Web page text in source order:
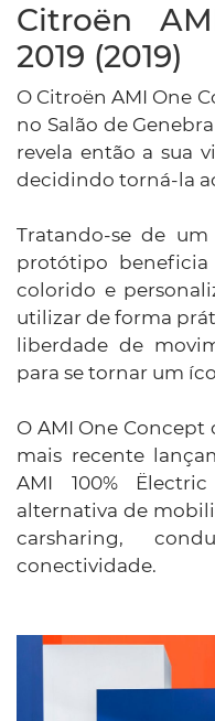
Citroën
2019 (2019)
O Citroën AMI One
no Salão de
revela então a sua
decidindo torná-la
Tratando-se de um
protótipo
colorido e
utilizar de forma
liberdade de
para se tornar um
O AMI One Concept
mais recente
AMI 100%
alternativa de
carsharing,
conectividade.